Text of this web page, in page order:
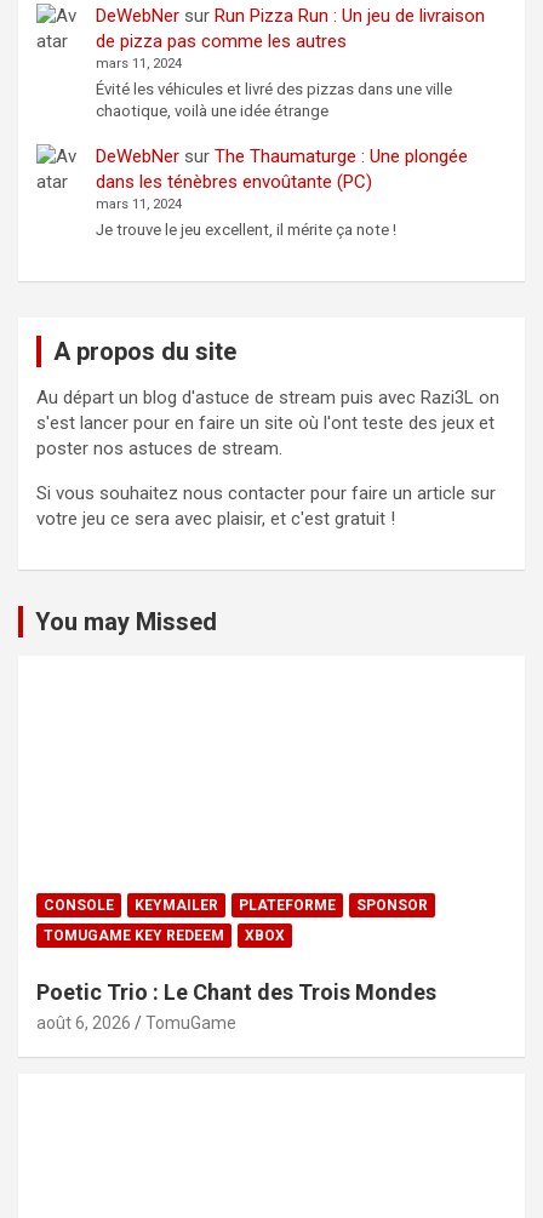
DeWebNersur Run Pizza Run : Un jeu de livraison
de pizza pas comme les autres
mars 11, 2024
Évité les véhicules et livré des pizzas dans une ville
chaotique, voilà une idée étrange
DeWebNersur The Thaumaturge : Une plongée
dans les ténèbres envoûtante (PC)
mars 11, 2024
Je trouve le jeu excellent, il mérite ça note !
A propos du site
Au départ un blog d'astuce de stream puis avec Razi3L on
s'est lancer pour en faire un site où l'ont teste des jeux et
poster nos astuces de stream.
Si vous souhaitez nous contacter pour faire un article sur
votre jeu ce sera avec plaisir, et c'est gratuit !
You may Missed
CONSOLE KEYMAILER PLATEFORME
SPONSOR
TOMUGAME KEY REDEEM
XBOX
Poetic Trio : Le Chant des Trois Mondes
août 6, 2026 TomuGame